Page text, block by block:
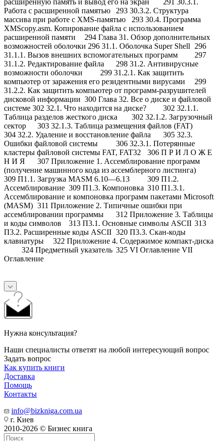
Работа с расширенной памятью
293 30.3.2. Структура
массива при работе с XMS-памятью
293 30.4. Программа
XMScopy.asm. Копирование файла с использованием
расширенной памяти
294 Глава 31. Обзор дополнительных
возможностей оболочки 296 31.1. Оболочка Super Shell
296
31.1.1. Вызов внешних вспомогательных программ
297
31.1.2. Редактирование файла
298 31.2. Антивирусные
возможности оболочки
299 31.2.1. Как защитить
компьютер от заражения его резидентными вирусами
299
31.2.2. Как защитить компьютер от программ-разрушителей
дисковой информации 300 Глава 32. Все о диске и файловой
системе 302 32.1. Что находится на диске?
302 32.1.1.
Таблица разделов жесткого диска
302 32.1.2. Загрузочный
сектор
303 32.1.3. Таблица размещения файлов (FAT)
304 32.2. Удаление и восстановление файла
305 32.3.
Ошибки файловой системы
306 32.3.1. Потерянные
кластеры файловой системы FAT, FAT32
306 П Р И Л О Ж Е
Н И Я
307 Приложение 1. Ассемблирование программ
(получение машинного кода из ассемблерного листинга)
309 П1.1. Загрузка MASM 6.10—6.13
309 П1.2.
Ассемблирование 309 П1.3. Компоновка 310 П1.3.1.
Ассемблирование и компоновка программ пакетами Microsoft
(MASM) 311 Приложение 2. Типичные ошибки при
ассемблировании программы
312 Приложение 3. Таблицы
и коды символов
313 П3.1. Основные символы ASCII 313
П3.2. Расширенные коды ASCII 320 П3.3. Скан-коды
клавиатуры
322 Приложение 4. Содержимое компакт-диска
324 Предметный указатель 325 VI Оглавление VII
Оглавление
Нужна консультация?
Наши специалисты ответят на любой интересующий вопрос
Задать вопрос
Как купить книги
Доставка
Помощь
Контакты
info@bizkniga.com.ua
г. Киев
2010-2026 © Бизнес книга